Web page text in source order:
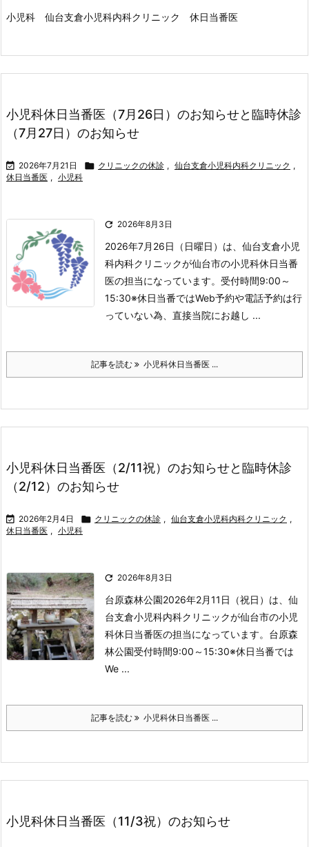
小児科 仙台支倉小児科内科クリニック 休日当番医
小児科休日当番医（7月26日）のお知らせと臨時休診
（7月27日）のお知らせ
 2026年7月21日  クリニックの休診 , 仙台支倉小児科内科クリニック ,
休日当番医 , 小児科
 2026年8月3日
2026年7月26日（日曜日）は、仙台支倉小児
科内科クリニックが仙台市の小児科休日当番
医の担当になっています。 受付時間9:00～
15:30※休日当番ではWeb予約や電話予約は行
っていない為、直接当院にお越し ...
記事を読む 小児科休日当番医 ...
小児科休日当番医（2/11祝）のお知らせと臨時休診
（2/12）のお知らせ
 2026年2月4日  クリニックの休診 , 仙台支倉小児科内科クリニック ,
休日当番医 , 小児科
 2026年8月3日
台原森林公園2026年2月11日（祝日）は、仙
台支倉小児科内科クリニックが仙台市の小児
科休日当番医の担当になっています。 台原森
林公園受付時間9:00～15:30※休日当番では
We ...
記事を読む 小児科休日当番医 ...
小児科休日当番医（11/3祝）のお知らせ